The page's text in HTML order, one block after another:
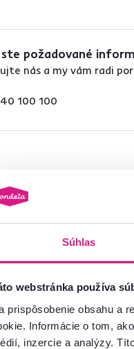
Súhlas
webstránka používa
prispôsobenie obsahu a
Informácie o tom,
inzercie a analýzy.
ste požadované
nás a my vám radi
100 100
3,7
2,5